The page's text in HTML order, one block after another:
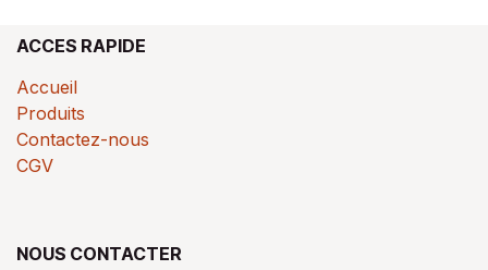
ACCES RAPIDE
Accueil
Produits
Contactez-nous
CGV
NOUS CONTACTER